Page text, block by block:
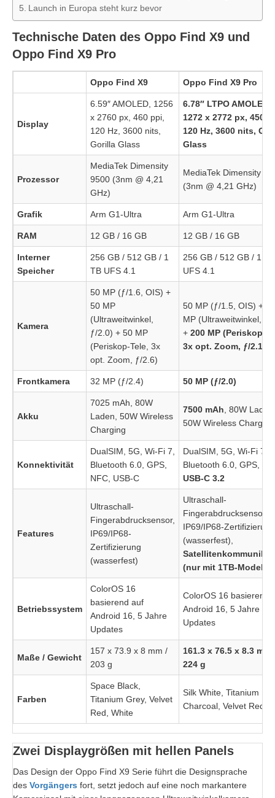
Launch in Europa steht kurz bevor
Technische Daten des Oppo Find X9 und
Oppo Find X9 Pro
Oppo Find X9 Oppo Find X9 Pro
Display
6.59″ AMOLED, 1256
x 2760 px, 460 ppi,
120 Hz, 3600 nits,
Gorilla Glass
6.78″ LTPO AMOLED,
1272 x 2772 px, 450
120 Hz, 3600 nits,
Glass
Prozessor
MediaTek Dimensity
9500 (3nm @ 4,21
GHz)
MediaTek Dimensity
(3nm @ 4,21 GHz)
Grafik Arm G1-Ultra Arm G1-Ultra
RAM 12 GB / 16 GB 12 GB / 16 GB
Interner
Speicher
256 GB / 512 GB / 1
TB UFS 4.1
256 GB / 512 GB / 1 TB
UFS 4.1
Kamera
50 MP (ƒ/1.6, OIS) +
50 MP
(Ultraweitwinkel,
ƒ/2.0) + 50 MP
(Periskop-Tele, 3x
opt. Zoom, ƒ/2.6)
50 MP (ƒ/1.5, OIS) + 50
MP (Ultraweitwinkel, ƒ/
+ 200 MP (Periskop-
3x opt. Zoom, ƒ/2.1)
Frontkamera 32 MP (ƒ/2.4) 50 MP (ƒ/2.0)
Akku
7025 mAh, 80W
Laden, 50W Wireless
Charging
7500 mAh, 80W
50W Wireless Charging
Konnektivität
DualSIM, 5G, Wi-Fi 7,
Bluetooth 6.0, GPS,
NFC, USB-C
DualSIM, 5G, Wi-Fi 7,
Bluetooth 6.0, GPS,
USB-C 3.2
Features
Ultraschall-
Fingerabdrucksensor,
IP69/IP68-
Zertifizierung
(wasserfest)
Ultraschall-
Fingerabdrucksensor,
IP69/IP68-Zertifizierung
(wasserfest),
(nur mit 1TB-Modell)
Betriebssystem
ColorOS 16
basierend auf
Android 16, 5 Jahre
Updates
ColorOS 16 basierend
Android 16, 5 Jahre
Updates
Maße / Gewicht
157 x 73.9 x 8 mm /
203 g
161.3 x 76.5 x 8.3 mm
224 g
Farben
Space Black,
Titanium Grey, Velvet
Red, White
Silk White, Titanium
Charcoal, Velvet Red
Zwei Displaygrößen mit hellen Panels
Das Design der Oppo Find X9 Serie führt die Designsprache
des Vorgängers fort, setzt jedoch auf eine noch markantere